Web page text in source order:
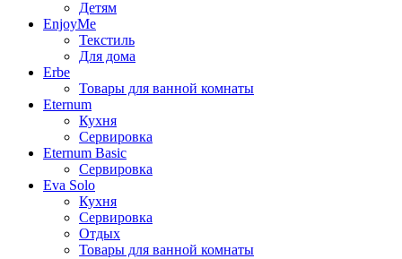
Детям
EnjoyMe
Текстиль
Для дома
Erbe
Товары для ванной комнаты
Eternum
Кухня
Сервировка
Eternum Basic
Сервировка
Eva Solo
Кухня
Сервировка
Отдых
Товары для ванной комнаты